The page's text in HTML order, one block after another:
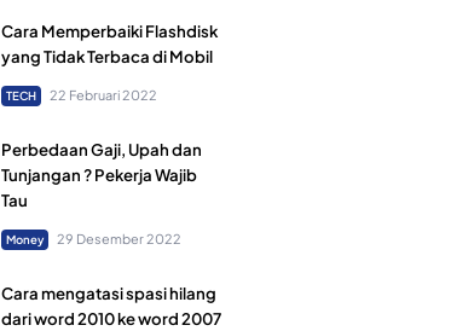
Cara Memperbaiki Flashdisk
yang Tidak Terbaca di Mobil
TECH 22 Februari 2022
Perbedaan Gaji, Upah dan
Tunjangan ? Pekerja Wajib
Tau
Money 29 Desember 2022
Cara mengatasi spasi hilang
dari word 2010 ke word 2007